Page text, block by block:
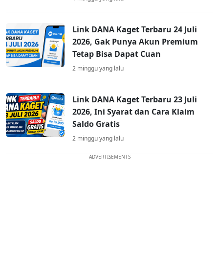
Link DANA Kaget Terbaru 24 Juli
2026, Gak Punya Akun Premium
Tetap Bisa Dapat Cuan
2 minggu yang lalu
Link DANA Kaget Terbaru 23 Juli
2026, Ini Syarat dan Cara Klaim
Saldo Gratis
2 minggu yang lalu
ADVERTISEMENTS